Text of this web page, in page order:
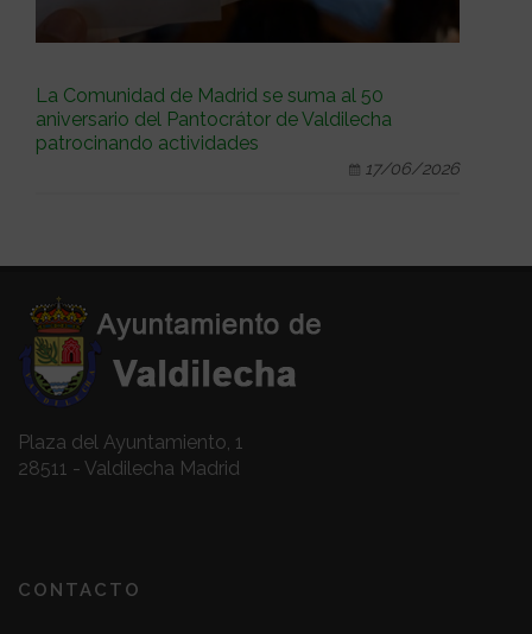
La Comunidad de Madrid se suma al 50
aniversario del Pantocrátor de Valdilecha
patrocinando actividades
17/06/2026
Plaza del Ayuntamiento, 1
28511 - Valdilecha Madrid
CONTACTO